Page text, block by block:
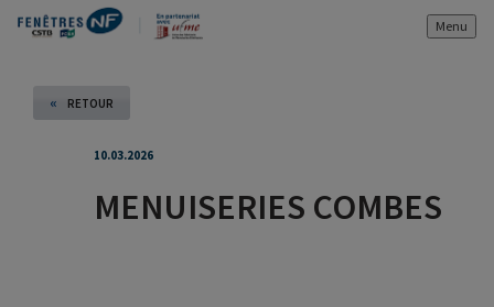
Menu
« RETOUR
10.03.2026
MENUISERIES COMBES